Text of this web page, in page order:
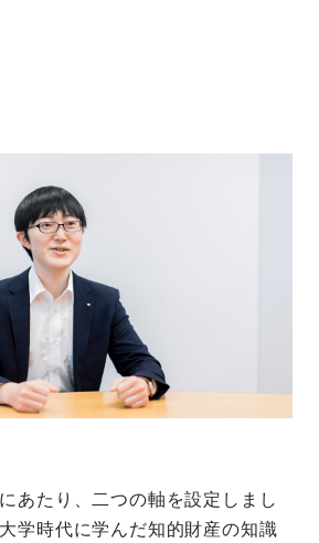
あたり、二つの軸を設定しまし
学時代に学んだ知的財産の知識